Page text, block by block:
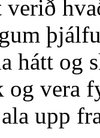
hátt og
vera
upp